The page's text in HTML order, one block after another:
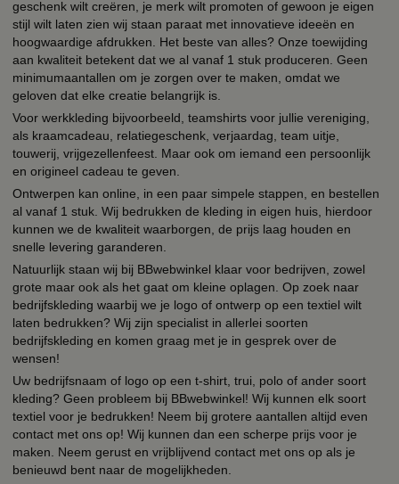
geschenk wilt creëren, je merk wilt promoten of gewoon je eigen
stijl wilt laten zien wij staan paraat met innovatieve ideeën en
hoogwaardige afdrukken. Het beste van alles? Onze toewijding
aan kwaliteit betekent dat we al vanaf 1 stuk produceren. Geen
minimumaantallen om je zorgen over te maken, omdat we
geloven dat elke creatie belangrijk is.
Voor werkkleding bijvoorbeeld, teamshirts voor jullie vereniging,
als kraamcadeau, relatiegeschenk, verjaardag, team uitje,
touwerij, vrijgezellenfeest. Maar ook om iemand een persoonlijk
en origineel cadeau te geven.
Ontwerpen kan online, in een paar simpele stappen, en bestellen
al vanaf 1 stuk. Wij bedrukken de kleding in eigen huis, hierdoor
kunnen we de kwaliteit waarborgen, de prijs laag houden en
snelle levering garanderen.
Natuurlijk staan wij bij BBwebwinkel klaar voor bedrijven, zowel
grote maar ook als het gaat om kleine oplagen. Op zoek naar
bedrijfskleding waarbij we je logo of ontwerp op een textiel wilt
laten bedrukken? Wij zijn specialist in allerlei soorten
bedrijfskleding en komen graag met je in gesprek over de
wensen!
Uw bedrijfsnaam of logo op een t-shirt, trui, polo of ander soort
kleding? Geen probleem bij BBwebwinkel! Wij kunnen elk soort
textiel voor je bedrukken! Neem bij grotere aantallen altijd even
contact met ons op! Wij kunnen dan een scherpe prijs voor je
maken. Neem gerust en vrijblijvend contact met ons op als je
benieuwd bent naar de mogelijkheden.